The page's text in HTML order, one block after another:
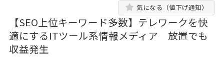
【SEO上位キーワード多数】テレワークを快
適にするITツール系情報メディア 放置でも
収益発生
気になる（値下げ通知）